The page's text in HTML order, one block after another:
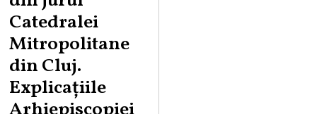
Catedralei
Mitropolitane
din Cluj.
Explicațiile